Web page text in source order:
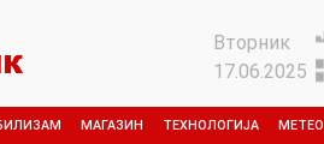
Вторник
17.06.2025
МАГАЗИН ТЕХНОЛОГИЈА МЕТЕО